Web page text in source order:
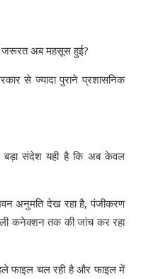
जरूरत अब महसूस हुई?
से ज्यादा पुराने प्रशासनिक
बड़ा संदेश यही है कि अब केवल
अनुमति देख रहा है, पंजीकरण
कनेक्शन तक की जांच कर रहा
फाइल चल रही है और फाइल में